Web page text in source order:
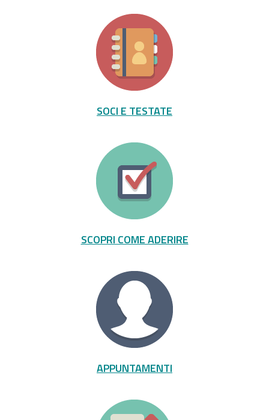
SOCI E TESTATE
SCOPRI COME ADERIRE
APPUNTAMENTI